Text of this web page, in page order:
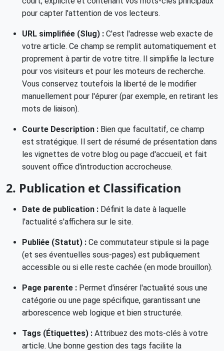
pour capter l'attention de vos lecteurs.
URL simplifiée (Slug) : C'est l'adresse web exacte de
votre article. Ce champ se remplit automatiquement et
proprement à partir de votre titre. Il simplifie la lecture
pour vos visiteurs et pour les moteurs de recherche.
Vous conservez toutefois la liberté de le modifier
manuellement pour l'épurer (par exemple, en retirant les
mots de liaison).
Courte Description : Bien que facultatif, ce champ
est stratégique. Il sert de résumé de présentation dans
les vignettes de votre blog ou page d'accueil, et fait
souvent office d'introduction accrocheuse.
2. Publication et Classification
Date de publication : Définit la date à laquelle
l'actualité s'affichera sur le site.
Publiée (Statut) : Ce commutateur stipule si la page
(et ses éventuelles sous-pages) est publiquement
accessible ou si elle reste cachée (en mode brouillon).
Page parente : Permet d'insérer l'actualité sous une
catégorie ou une page spécifique, garantissant une
arborescence web logique et bien structurée.
Tags (Étiquettes) : Attribuez des mots-clés à votre
article. Une bonne gestion des tags facilite la